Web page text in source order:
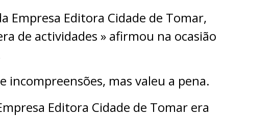
Empresa Editora Cidade de Tomar,
de actividades » afirmou na ocasião
incompreensões, mas valeu a pena.
Editora Cidade de Tomar era